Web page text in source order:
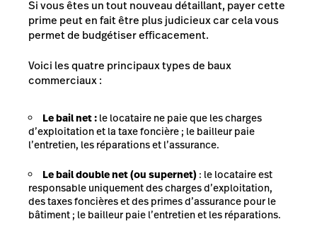
Si vous êtes un tout nouveau détaillant, payer cette
prime peut en fait être plus judicieux car cela vous
permet de budgétiser efficacement.
Voici les quatre principaux types de baux
commerciaux :
Le bail net : le locataire ne paie que les charges
d’exploitation et la taxe foncière ; le bailleur paie
l’entretien, les réparations et l’assurance.
Le bail double net (ou supernet) : le locataire est
responsable uniquement des charges d’exploitation,
des taxes foncières et des primes d’assurance pour le
bâtiment ; le bailleur paie l’entretien et les réparations.